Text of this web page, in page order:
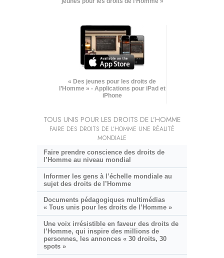
« Des jeunes pour les droits de
l’Homme » - Applications pour iPad et
iPhone
TOUS UNIS POUR LES DROITS DE L’HOMME
FAIRE DES DROITS DE L’HOMME UNE RÉALITÉ
MONDIALE
Faire prendre conscience des droits de
l’Homme au niveau mondial
Informer les gens à l’échelle mondiale au
sujet des droits de l’Homme
Documents pédagogiques multimédias
« Tous unis pour les droits de l’Homme »
Une voix irrésistible en faveur des droits de
l’Homme, qui inspire des millions de
personnes, les annonces « 30 droits, 30
spots »